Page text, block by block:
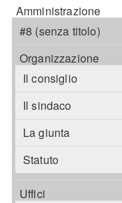
Amministrazione
#8 (senza titolo)
Organizzazione
Il consiglio
Il sindaco
La giunta
Statuto
Uffici